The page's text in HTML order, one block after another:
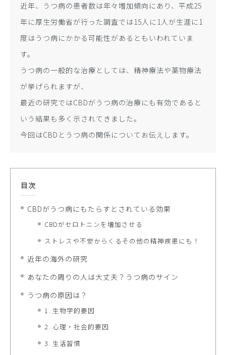
近年、うつ病の患者数は年々増加傾向にあり、平成25
年に厚生労働省が行った調査では15人に1人が生涯に1
度はうつ病にかかる可能性があるともいわれていま
す。
うつ病の一般的な治療としては、精神療法や薬物療法
が挙げられますが、
最近の研究ではCBDがうつ病の治療にも有効であると
いう結果も多く示されてきました。
今回はCBDとうつ病の関係についてお伝えします。
目次
CBDがうつ病にもたらすとされている効果
CBDがセロトニンを増加させる
ストレスや不安からくるその他の精神疾患にも！
近年の海外の研究
あなたの周りの人は大丈夫？うつ病のサイン
うつ病の原因は？
1. 生物学的要因
2. 心理・社会的要因
3. 生活習慣